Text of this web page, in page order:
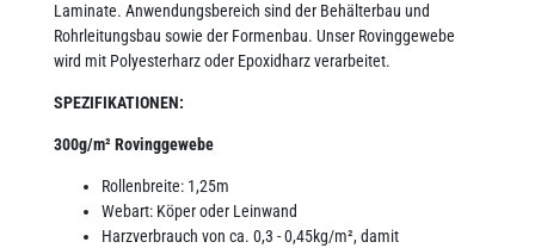
Laminate. Anwendungsbereich sind der Behälterbau und
Rohrleitungsbau sowie der Formenbau. Unser Rovinggewebe
wird mit Polyesterharz oder Epoxidharz verarbeitet.
SPEZIFIKATIONEN:
300g/m² Rovinggewebe
Rollenbreite: 1,25m
Webart: Köper oder Leinwand
Harzverbrauch von ca. 0,3 - 0,45kg/m², damit